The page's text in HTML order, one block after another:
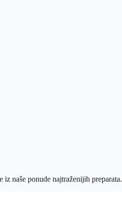
naše ponude najtraženijih preparata.